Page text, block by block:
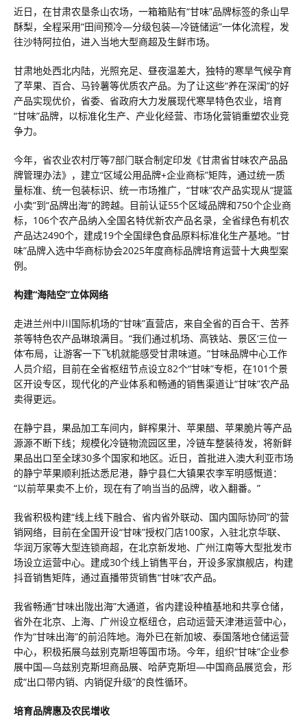
近日，在甘肃农垦条山农场，一箱箱贴有“甘味”品牌标签的条山早
酥梨，全程采用“田间预冷—分级包装—冷链储运”一体化流程，发
往沙特阿拉伯，进入当地大型商超及生鲜市场。
甘肃地处西北内陆，光照充足、昼夜温差大，独特的寒旱气候孕育
了苹果、百合、马铃薯等优质农产品。为了让这些“养在深闺”的好
产品实现优价，省委、省政府大力发展现代寒旱特色农业，培育
“甘味”品牌，以标准化生产、产业化经营、市场化营销重塑农业竞
争力。
今年，省农业农村厅等7部门联合制定印发《甘肃省甘味农产品品
牌管理办法》，建立“区域公用品牌+企业商标”矩阵，通过统一质
量标准、统一包装标识、统一市场推广，“甘味”农产品实现从“提篮
小卖”到“品牌出海”的跨越。目前认证55个区域品牌和750个企业商
标，106个农产品纳入全国名特优新农产品名录，全省绿色有机农
产品达2490个，建成19个全国绿色食品原料标准化生产基地。“甘
味”品牌入选中华商标协会2025年度商标品牌培育运营十大典型案
例。
构建“海陆空”立体网络
走进兰州中川国际机场的“甘味”直营店，来自全省的百合干、苦荞
茶等特色农产品琳琅满目。“我们通过机场、高铁站、景区‘三位一
体’布局，让游客一下飞机就能感受甘肃味道。”甘味品牌中心工作
人员介绍，目前在全省枢纽节点设立82个“甘味”专柜，在101个景
区开设专区，现代化的产业体系和畅通的销售渠道让“甘味”农产品
卖得更远。
在静宁县，果品加工车间内，鲜榨果汁、苹果醋、苹果脆片等产品
源源不断下线；规模化冷链物流园区里，冷链车整装待发，将新鲜
果品出口至全球30多个国家和地区。近日，首批进入澳大利亚市场
的静宁苹果顺利抵达悉尼港，静宁县仁大镇果农李军明感慨道：
“以前苹果卖不上价，现在有了响当当的品牌，收入翻番。”
我省积极构建“线上线下融合、省内省外联动、国内国际协同”的营
销网络，目前在全国开设“甘味”授权门店100家，入驻北京华联、
华润万家等大型连锁商超，在北京新发地、广州江南等大型批发市
场设立运营中心。建成30个线上销售平台，开设多家旗舰店，构建
抖音销售矩阵，通过直播带货销售“甘味”农产品。
我省畅通“甘味出陇出海”大通道，省内建设种植基地和共享仓储，
省外在北京、上海、广州设立枢纽仓，启动运营天津港运营中心，
作为“甘味出海”的前沿阵地。海外已在新加坡、泰国落地仓储运营
中心，积极拓展乌兹别克斯坦等国市场。今年，组织“甘味”企业参
展中国—乌兹别克斯坦商品展、哈萨克斯坦—中国商品展览会，形
成“出口带内销、内销促升级”的良性循环。
培育品牌惠及农民增收